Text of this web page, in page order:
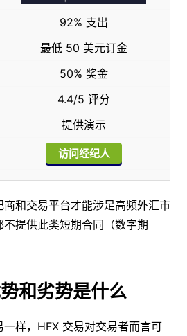
92% 支出
最低 50 美元订金
50% 奖金
4.4/5 评分
提供演示
访问经纪人
和交易平台才能涉足高频外汇市
提供此类短期合同（数字期
和劣势是什么
样，HFX 交易对交易者而言可